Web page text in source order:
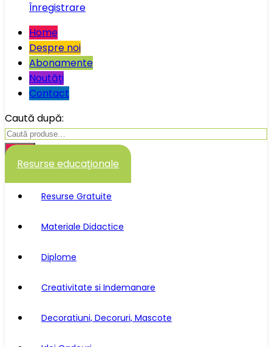
Înregistrare
Home
Despre noi
Abonamente
Noutăţi
Contact
Caută după:
Caută
Resurse educaţionale
Resurse Gratuite
Materiale Didactice
Diplome
Creativitate si Indemanare
Decoratiuni, Decoruri, Mascote